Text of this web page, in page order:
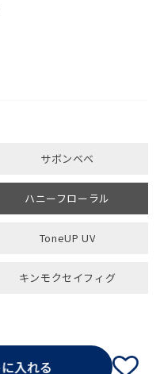
サボンベベ
ハニーフローラル
ToneUP UV
キンモクセイフィグ